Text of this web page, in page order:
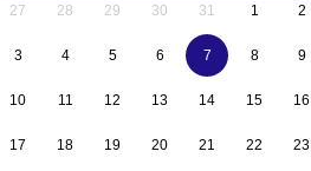
27 28 29 30 31 1 2
3 4 5 6 7 8 9
10 11 12 13 14 15 16
17 18 19 20 21 22 23